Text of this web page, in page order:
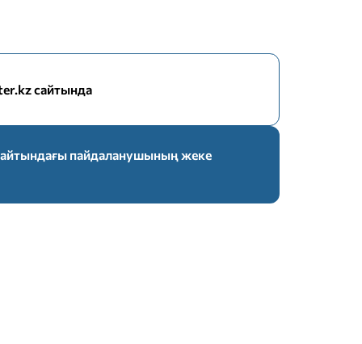
сайтында
пайдаланушының жеке